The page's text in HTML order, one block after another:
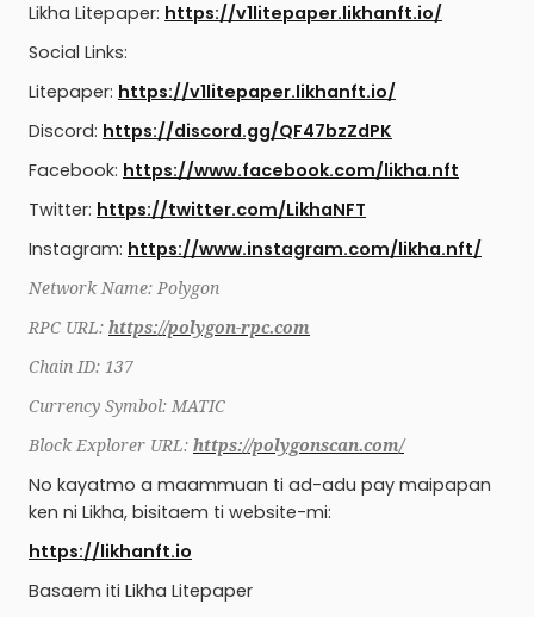
Likha Litepaper: https://v1litepaper.likhanft.io/
Social Links:
Litepaper: https://v1litepaper.likhanft.io/
Discord: https://discord.gg/QF47bzZdPK
Facebook: https://www.facebook.com/likha.nft
Twitter: https://twitter.com/LikhaNFT
Instagram: https://www.instagram.com/likha.nft/
Network Name: Polygon
RPC URL: https://polygon-rpc.com
Chain ID: 137
Currency Symbol: MATIC
Block Explorer URL: https://polygonscan.com/
No kayatmo a maammuan ti ad-adu pay maipapan
ken ni Likha, bisitaem ti website-mi:
https://likhanft.io
Basaem iti Likha Litepaper